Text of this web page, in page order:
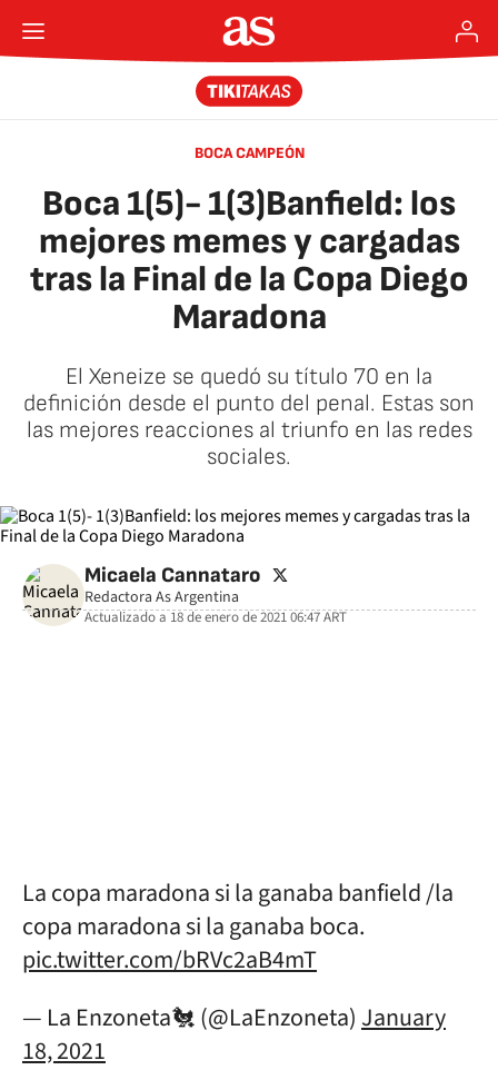
BOCA CAMPEÓN
Boca 1(5)- 1(3)Banfield: los
mejores memes y cargadas
tras la Final de la Copa Diego
Maradona
El Xeneize se quedó su título 70 en la
definición desde el punto del penal. Estas son
las mejores reacciones al triunfo en las redes
sociales.
Micaela Cannataro twitter
Redactora As Argentina
Actualizado a18 de enero de 2021 06:47ART
La copa maradona si la ganaba banfield /la
copa maradona si la ganaba boca.
pic.twitter.com/bRVc2aB4mT
— La Enzoneta🐔 (@LaEnzoneta) January
18, 2021